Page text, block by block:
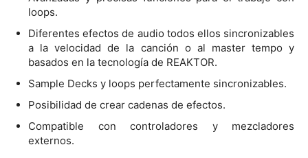
loops.
Diferentes efectos de audio todos ellos sincronizables
a la velocidad de la canción o al master tempo y
basados en la tecnología de REAKTOR.
Sample Decks y loops perfectamente sincronizables.
Posibilidad de crear cadenas de efectos.
Compatible con controladores y mezcladores
externos.